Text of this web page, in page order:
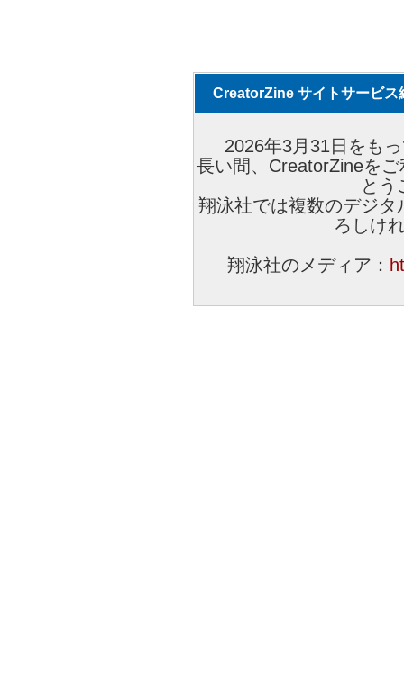
CreatorZine サイトサービス
2026年3月31日をも
長い間、CreatorZineを
とう
翔泳社では複数のデジ
ろしけ
翔泳社のメディア：